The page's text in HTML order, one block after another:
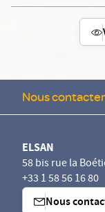
Nous contacter
ELSAN
58 bis rue la
+33 1 58 56 16 80
Nous